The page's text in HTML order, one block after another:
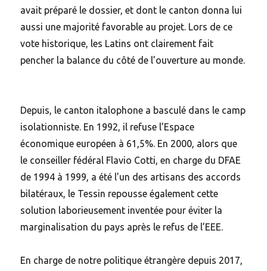
avait préparé le dossier, et dont le canton donna lui
aussi une majorité favorable au projet. Lors de ce
vote historique, les Latins ont clairement fait
pencher la balance du côté de l’ouverture au monde.
Depuis, le canton italophone a basculé dans le camp
isolationniste. En 1992, il refuse l’Espace
économique européen à 61,5%. En 2000, alors que
le conseiller fédéral Flavio Cotti, en charge du DFAE
de 1994 à 1999, a été l’un des artisans des accords
bilatéraux, le Tessin repousse également cette
solution laborieusement inventée pour éviter la
marginalisation du pays après le refus de l’EEE.
En charge de notre politique étrangère depuis 2017,